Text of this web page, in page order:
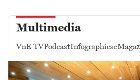
Multimedia
VnE TVPodcastInfographics